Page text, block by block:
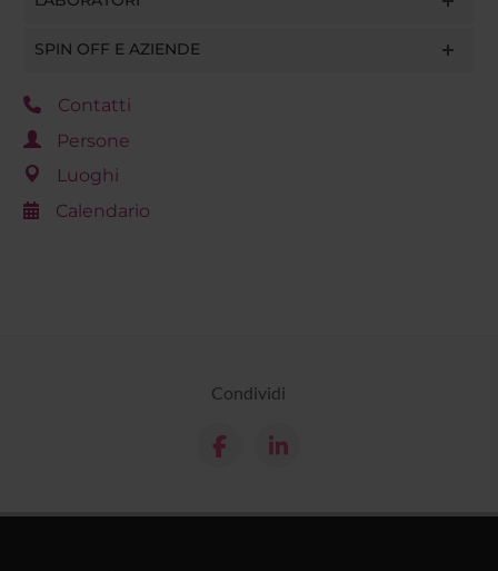
SPIN OFF E AZIENDE
Contatti
Persone
Luoghi
Calendario
Condividi